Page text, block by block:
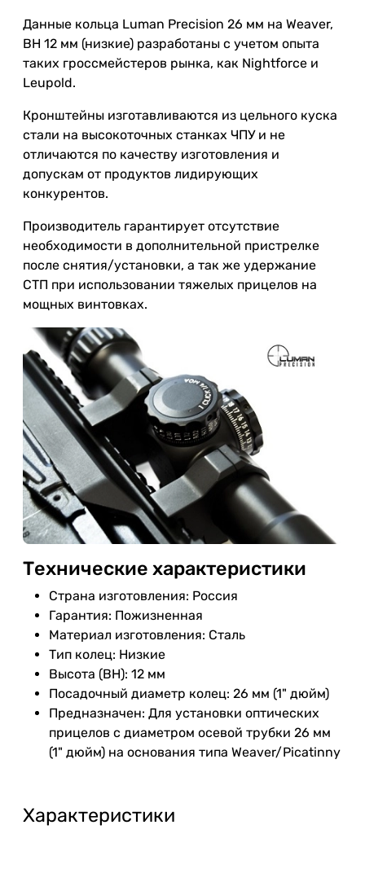
Данные кольца Luman Precision 26 мм на Weaver,
BH 12 мм (низкие) разработаны с учетом опыта
таких гроссмейстеров рынка, как Nightforce и
Leupold.
Кронштейны изготавливаются из цельного куска
стали на высокоточных станках ЧПУ и не
отличаются по качеству изготовления и
допускам от продуктов лидирующих
конкурентов.
Производитель гарантирует отсутствие
необходимости в дополнительной пристрелке
после снятия/установки, а так же удержание
СТП при использовании тяжелых прицелов на
мощных винтовках.
Технические характеристики
Страна изготовления: Россия
Гарантия: Пожизненная
Материал изготовления: Сталь
Тип колец: Низкие
Высота (BH): 12 мм
Посадочный диаметр колец: 26 мм (1" дюйм)
Предназначен: Для установки оптических
прицелов с диаметром осевой трубки 26 мм
(1" дюйм) на основания типа Weaver/Picatinny
Характеристики